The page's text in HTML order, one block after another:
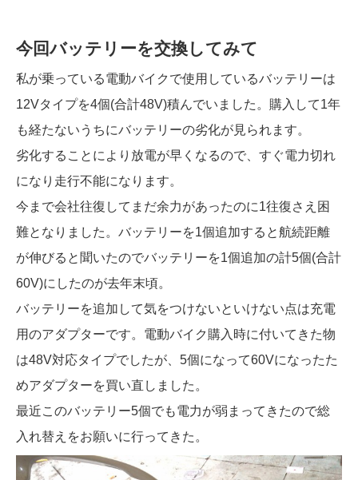
今回バッテリーを交換してみて
私が乗っている電動バイクで使用しているバッテリーは
12Vタイプを4個(合計48V)積んでいました。購入して1年
も経たないうちにバッテリーの劣化が見られます。
劣化することにより放電が早くなるので、すぐ電力切れ
になり走行不能になります。
今まで会社往復してまだ余力があったのに1往復さえ困
難となりました。バッテリーを1個追加すると航続距離
が伸びると聞いたのでバッテリーを1個追加の計5個(合計
60V)にしたのが去年末頃。
バッテリーを追加して気をつけないといけない点は充電
用のアダプターです。電動バイク購入時に付いてきた物
は48V対応タイプでしたが、5個になって60Vになったた
めアダプターを買い直しました。
最近このバッテリー5個でも電力が弱まってきたので総
入れ替えをお願いに行ってきた。